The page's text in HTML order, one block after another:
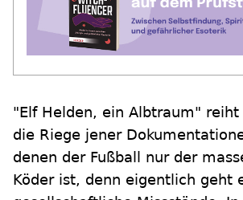
"Elf Helden, ein Albtraum"
die Riege jener
denen der Fußball nur der
Köder ist, denn eigentlich geht